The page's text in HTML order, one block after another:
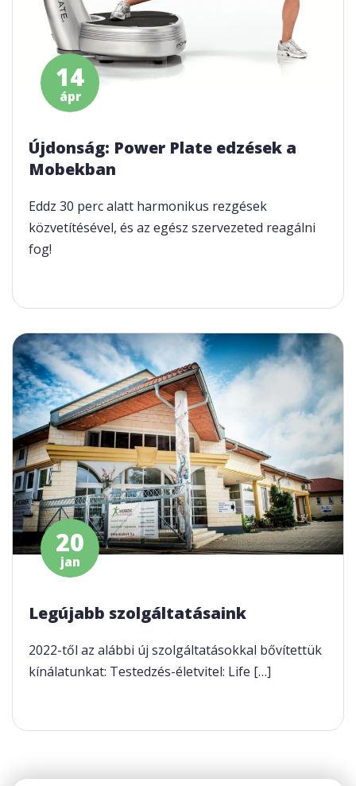
14
ápr
Újdonság: Power Plate edzések a
Mobekban
Eddz 30 perc alatt harmonikus rezgések
közvetítésével, és az egész szervezeted reagálni
fog!
20
jan
Legújabb szolgáltatásaink
2022-től az alábbi új szolgáltatásokkal bővítettük
kínálatunkat: Testedzés-életvitel: Life […]